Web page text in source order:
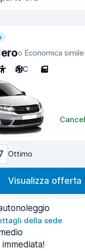
o Economica simile
A/C 5
Ottimo
Visualizza offerta
della sede